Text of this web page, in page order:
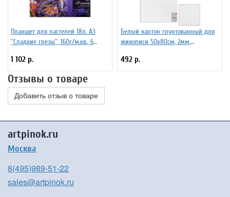
Планшет для пастелей 18л. А3
"Сладкие грезы", 160г/м.кв., 6
1 102 р.
Белый картон грунтованный для
живописи 50х80см, 2мм,
492 р.
Отзывы о товаре
Добавить отзыв о товаре
artpinok.ru
Москва
8(495)989-51-22
sales@artpinok.ru